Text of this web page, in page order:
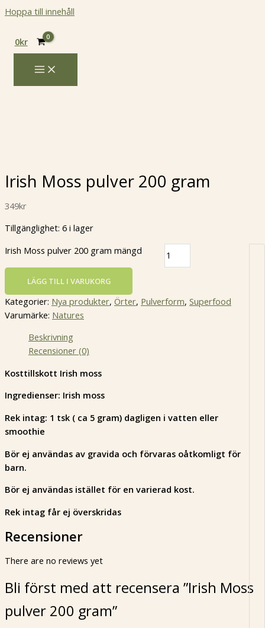
Hoppa till innehåll
0kr
Irish Moss pulver 200 gram
349kr
Tillgänglighet: 6 i lager
Irish Moss pulver 200 gram mängd
LÄGG TILL I VARUKORG
Kategorier: Nya produkter, Örter, Pulverform, Superfood
Varumärke: Natures
Beskrivning
Recensioner (0)
Kosttillskott Irish moss
Ingredienser: Irish moss
Rek intag: 1 tsk ( ca 5 gram) dagligen i vatten eller
smoothie
Bör ej användas av gravida och förvaras oåtkomligt för
barn.
Bör ej användas istället för en varierad kost.
Rek intag får ej överskridas
Recensioner
There are no reviews yet
Bli först med att recensera ”Irish Moss
pulver 200 gram”